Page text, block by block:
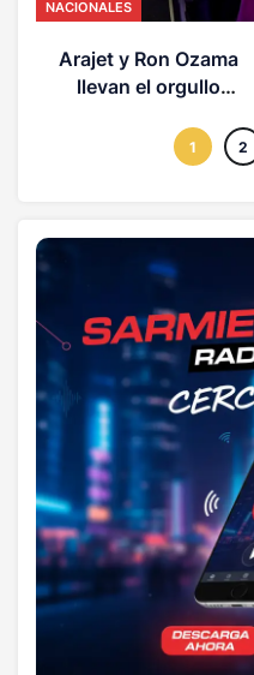
NACIONALES
Arajet y Ron Ozama
llevan el orgullo
pies de altura rumbo al
Dominican Day Parade
1 2